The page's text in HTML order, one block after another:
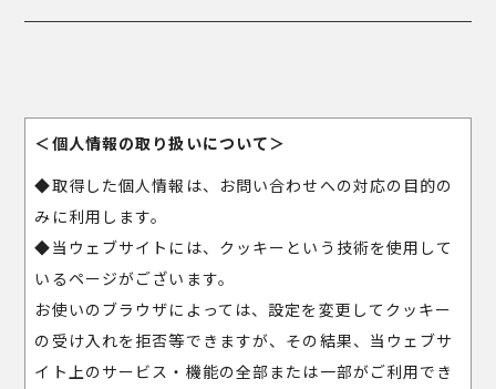
＜個人情報の取り扱いについて＞
◆取得した個人情報は、お問い合わせへの対応の目的の
みに利用します。
◆当ウェブサイトには、クッキーという技術を使用して
いるページがございます。
お使いのブラウザによっては、設定を変更してクッキー
の受け入れを拒否等できますが、その結果、当ウェブサ
イト上のサービス・機能の全部または一部がご利用でき